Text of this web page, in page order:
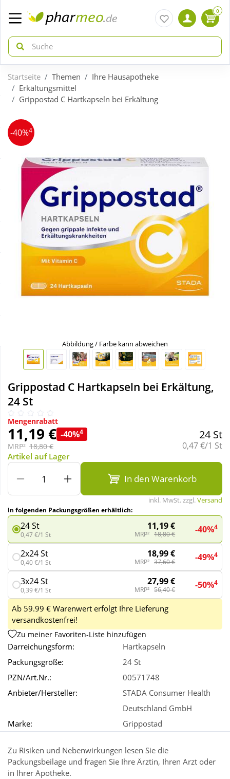
zurück
Aktuelle Coupons
Gratis dazu
Neuheiten
Schnäppchen
Sparsets
Täglich gut versorgt
zurück
Arzneimittel
Bio & Genuss
Diabetes
Körperpflege & Kosmetik
Liebe & Erotik
Mutter & Kind
Natur & Homöopathie
Sanitätshaus
Sport & Fitness
Tierbedarf
0
Startseite Themen
Ihre Hausapotheke
Erkältungsmittel
Grippostad C Hartkapseln bei Erkältung
-40%4
Abbildung / Farbe kann abweichen
Grippostad C Hartkapseln bei Erkältung,
24 St
Mengenrabatt
11,19 € -40%4
MRP² 18,80 €
24 St
Grundpreis:
0,47 €/1 St
Artikel auf Lager
In den Warenkorb
inkl. MwSt. zzgl.Versand
In folgenden Packungsgrößen erhältlich:
24 St
0,47 €/1 St
11,19 €
MRP² 18,80 € -40%4
2x24 St
0,40 €/1 St
18,99 €
MRP² 37,60 € -49%4
3x24 St
0,39 €/1 St
27,99 €
MRP² 56,40 € -50%4
Ab 59.99 € Warenwert erfolgt Ihre Lieferung
versandkostenfrei!
Zu meiner Favoriten-Liste hinzufügen
Darreichungsform:
Hartkapseln
Packungsgröße:
24 St
PZN/Art.Nr.:
00571748
Anbieter/Hersteller:
STADA Consumer Health
Deutschland GmbH
Marke:
Grippostad
Zu Risiken und Nebenwirkungen lesen Sie die
Packungsbeilage und fragen Sie Ihre Ärztin, Ihren Arzt oder
in Ihrer Apotheke.